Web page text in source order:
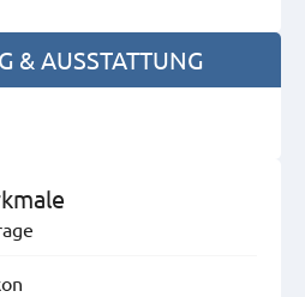
& AUSSTATTUNG